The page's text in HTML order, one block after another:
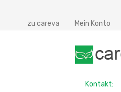
zu careva Mein Konto
Kontakt: